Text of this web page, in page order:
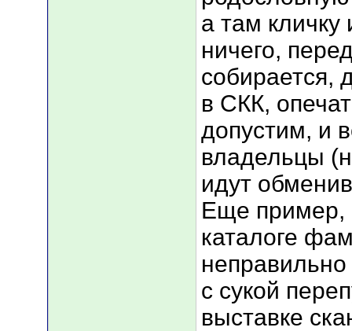
а там кличку
ничего,
собирается,
в СКК,
допустим, и
владельцы
идут
Еще пример,
каталоге
с сукой
выставке